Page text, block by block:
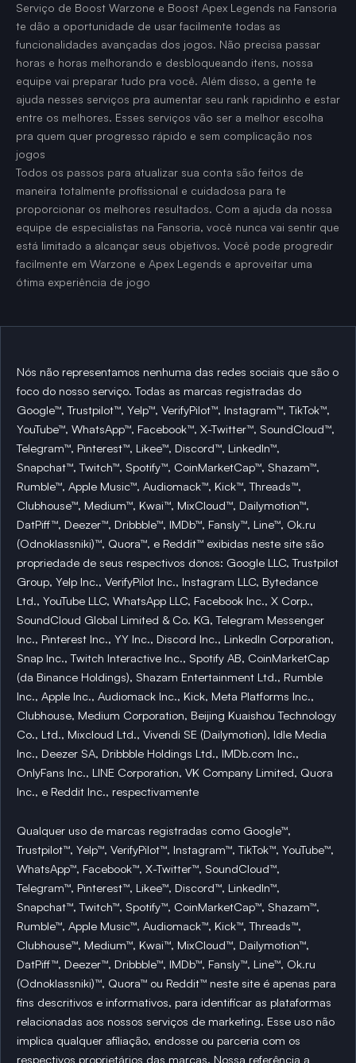
Serviço de Boost Warzone e Boost Apex Legends na Fansoria
te dão a oportunidade de usar facilmente todas as
funcionalidades avançadas dos jogos. Não precisa passar
horas e horas melhorando e desbloqueando itens, nossa
equipe vai preparar tudo pra você. Além disso, a gente te
ajuda nesses serviços pra aumentar seu rank rapidinho e estar
entre os melhores. Esses serviços vão ser a melhor escolha
pra quem quer progresso rápido e sem complicação nos
jogos
Todos os passos para atualizar sua conta são feitos de
maneira totalmente profissional e cuidadosa para te
proporcionar os melhores resultados. Com a ajuda da nossa
equipe de especialistas na Fansoria, você nunca vai sentir que
está limitado a alcançar seus objetivos. Você pode progredir
facilmente em Warzone e Apex Legends e aproveitar uma
ótima experiência de jogo
Nós não representamos nenhuma das redes sociais que são o
foco do nosso serviço. Todas as marcas registradas do
Google™, Trustpilot™, Yelp™, VerifyPilot™, Instagram™, TikTok™,
YouTube™, WhatsApp™, Facebook™, X-Twitter™, SoundCloud™,
Telegram™, Pinterest™, Likee™, Discord™, LinkedIn™,
Snapchat™, Twitch™, Spotify™, CoinMarketCap™, Shazam™,
Rumble™, Apple Music™, Audiomack™, Kick™, Threads™,
Clubhouse™, Medium™, Kwai™, MixCloud™, Dailymotion™,
DatPiff™, Deezer™, Dribbble™, IMDb™, Fansly™, Line™, Ok.ru
(Odnoklassniki)™, Quora™, e Reddit™ exibidas neste site são
propriedade de seus respectivos donos: Google LLC, Trustpilot
Group, Yelp Inc., VerifyPilot Inc., Instagram LLC, Bytedance
Ltd., YouTube LLC, WhatsApp LLC, Facebook Inc., X Corp.,
SoundCloud Global Limited & Co. KG, Telegram Messenger
Inc., Pinterest Inc., YY Inc., Discord Inc., LinkedIn Corporation,
Snap Inc., Twitch Interactive Inc., Spotify AB, CoinMarketCap
(da Binance Holdings), Shazam Entertainment Ltd., Rumble
Inc., Apple Inc., Audiomack Inc., Kick, Meta Platforms Inc.,
Clubhouse, Medium Corporation, Beijing Kuaishou Technology
Co., Ltd., Mixcloud Ltd., Vivendi SE (Dailymotion), Idle Media
Inc., Deezer SA, Dribbble Holdings Ltd., IMDb.com Inc.,
OnlyFans Inc., LINE Corporation, VK Company Limited, Quora
Inc., e Reddit Inc., respectivamente
Qualquer uso de marcas registradas como Google™,
Trustpilot™, Yelp™, VerifyPilot™, Instagram™, TikTok™, YouTube™,
WhatsApp™, Facebook™, X-Twitter™, SoundCloud™,
Telegram™, Pinterest™, Likee™, Discord™, LinkedIn™,
Snapchat™, Twitch™, Spotify™, CoinMarketCap™, Shazam™,
Rumble™, Apple Music™, Audiomack™, Kick™, Threads™,
Clubhouse™, Medium™, Kwai™, MixCloud™, Dailymotion™,
DatPiff™, Deezer™, Dribbble™, IMDb™, Fansly™, Line™, Ok.ru
(Odnoklassniki)™, Quora™ ou Reddit™ neste site é apenas para
fins descritivos e informativos, para identificar as plataformas
relacionadas aos nossos serviços de marketing. Esse uso não
implica qualquer afiliação, endosse ou parceria com os
respectivos proprietários das marcas. Nossa referência a